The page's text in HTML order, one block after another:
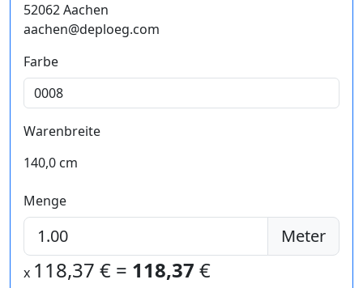
52062 Aachen
aachen@deploeg.com
Farbe
Warenbreite
140,0 cm
Menge
Meter
x 118,37 € = 118,37 €